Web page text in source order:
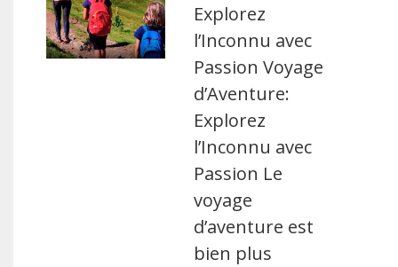
Explorez
l’Inconnu avec
Passion Voyage
d’Aventure:
Explorez
l’Inconnu avec
Passion Le
voyage
d’aventure est
bien plus